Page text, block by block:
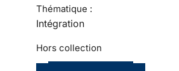
Thématique :
Intégration
Hors collection